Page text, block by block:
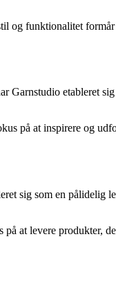
og funktionalitet
Garnstudio etableret
på at inspirere og
sig som en pålidelig
at levere produkter,